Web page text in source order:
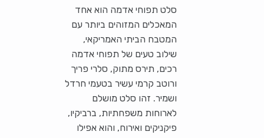
סלט תפוחי אדמה הוא אחד
המאכלים המזוהים ביותר עם
המטבח הביתי האמריקאי,
שילוב טעים של תפוחי אדמה
רכים, תירס מתוק, סלרי פריך
ורוטב קרמי עשיר בטעמי חרדל
ושמיר. זהו סלט מושלם
לארוחות משפחתיות, ברביקיו,
פיקניקים ואירוח, והוא אפילו